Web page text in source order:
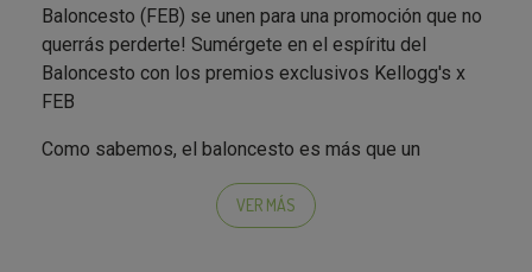
Baloncesto (FEB) se unen para una promoción que no
querrás perderte! Sumérgete en el espíritu del
Baloncesto con los premios exclusivos Kellogg's x
FEB
Como sabemos, el baloncesto es más que un
deporte. Es un estilo de vida, una pasión que une a las
personas. Por ello, en colaboración con la FEB,
Kellogg's te invita a ser parte de esta experiencia
VER MÁS